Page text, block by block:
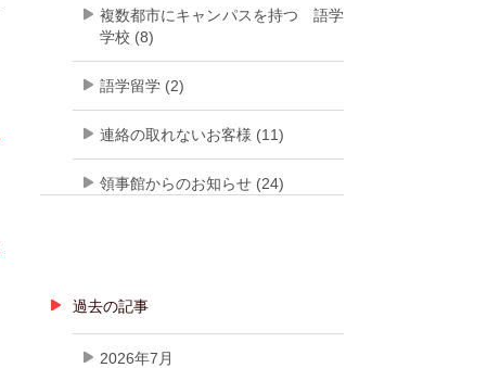
複数都市にキャンパスを持つ 語学
学校 (8)
語学留学 (2)
連絡の取れないお客様 (11)
領事館からのお知らせ (24)
過去の記事
2026年7月